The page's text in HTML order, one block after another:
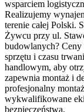
wsparciem
Realizujemy
terenie całej Polski.
Żywcu przy ul.
budowlanych? Ceny
sprzętu i czasu
handlowym, aby
zapewnia montaż i
profesjonalny
wykwalifikowane
bezpieczeństwa.